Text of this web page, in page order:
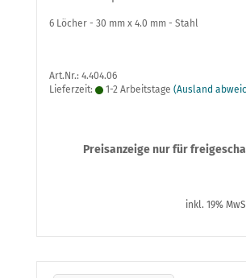
6 Löcher - 30 mm x 4.0 mm - Stahl
Art.Nr.: 4.404.06
Lieferzeit:
1-2 Arbeitstage (Ausland
Preisanzeige nur für
inkl. 19%